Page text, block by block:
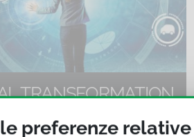
TRANSFORMATION
35 corsi di formazione online
preferenze